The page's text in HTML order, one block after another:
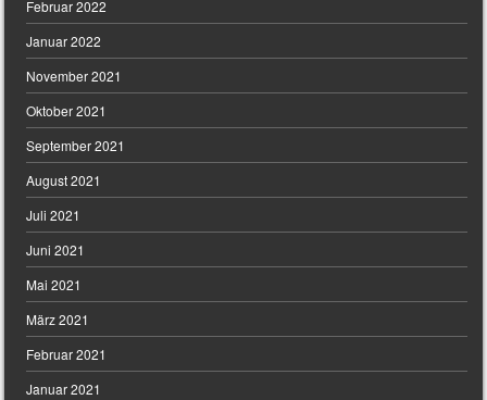
Februar 2022
Januar 2022
November 2021
Oktober 2021
September 2021
August 2021
Juli 2021
Juni 2021
Mai 2021
März 2021
Februar 2021
Januar 2021